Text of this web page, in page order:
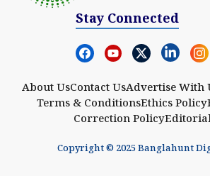
Stay Connected
About UsContact UsAdvertise With
Terms & ConditionsEthics Policy
Correction Policy
Copyright © 2025 Banglahunt